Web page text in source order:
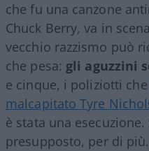
che fu una canzone
Chuck Berry, va in
vecchio razzismo può
che pesa: gli aguzzini
e cinque, i poliziotti che
malcapitato Tyre
è stata una
presupposto, per di